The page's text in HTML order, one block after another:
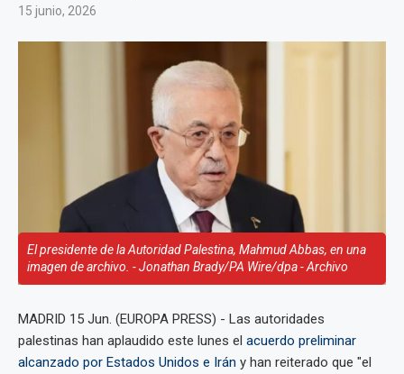
15 junio, 2026
El presidente de la Autoridad Palestina, Mahmud Abbas, en una
imagen de archivo. - Jonathan Brady/PA Wire/dpa - Archivo
MADRID 15 Jun. (EUROPA PRESS) - Las autoridades
palestinas han aplaudido este lunes el acuerdo preliminar
alcanzado por Estados Unidos e Irán y han reiterado que "el